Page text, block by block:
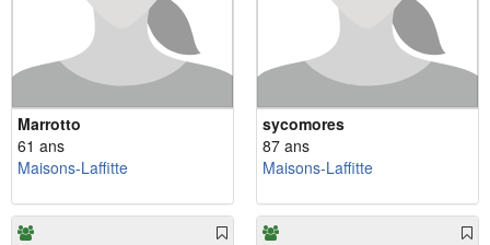
Marrotto
61 ans
Maisons-Laffitte
sycomores
87 ans
Maisons-Laffitte